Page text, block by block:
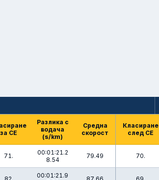
за СЕ
Разлика с
водача
(s/km)
Средна
скорост
Класиране
след СЕ
71.
00:01:21.2
8.54
79.49 70.
00:01:21.9